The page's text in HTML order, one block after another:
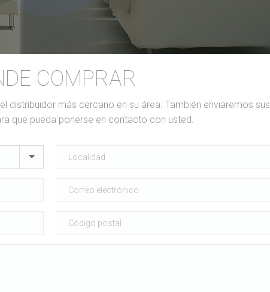
COMPRAR
distribuidor más cercano en su área. También enviaremos sus
que pueda ponerse en contacto con usted.